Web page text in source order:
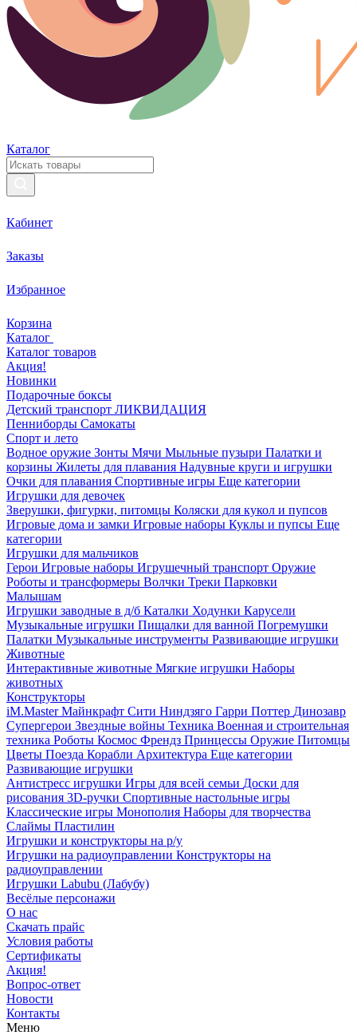
Каталог
Кабинет
Заказы
Избранное
Корзина
Каталог
Каталог товаров
Акция!
Новинки
Подарочные боксы
Детский транспорт ЛИКВИДАЦИЯ
Пенниборды Самокаты
Спорт и лето
Водное оружие Зонты Мячи Мыльные пузыри Палатки и
корзины Жилеты для плавания Надувные круги и игрушки
Очки для плавания Спортивные игры Еще категории
Игрушки для девочек
Зверушки, фигурки, питомцы Коляски для кукол и пупсов
Игровые дома и замки Игровые наборы Куклы и пупсы Еще
категории
Игрушки для мальчиков
Герои Игровые наборы Игрушечный транспорт Оружие
Роботы и трансформеры Волчки Треки Парковки
Малышам
Игрушки заводные в д/б Каталки Ходунки Карусели
Музыкальные игрушки Пищалки для ванной Погремушки
Палатки Музыкальные инструменты Развивающие игрушки
Животные
Интерактивные животные Мягкие игрушки Наборы
животных
Конструкторы
iM.Master Майнкрафт Сити Ниндзяго Гарри Поттер Динозавр
Супергерои Звездные войны Техника Военная и строительная
техника Роботы Космос Френдз Принцессы Оружие Питомцы
Цветы Поезда Корабли Архитектура Еще категории
Развивающие игрушки
Антистресс игрушки Игры для всей семьи Доски для
рисования 3D-ручки Спортивные настольные игры
Классические игры Монополия Наборы для творчества
Слаймы Пластилин
Игрушки и конструкторы на р/у
Игрушки на радиоуправлении Конструкторы на
радиоуправлении
Игрушки Labubu (Лабубу)
Весёлые персонажи
О нас
Скачать прайс
Условия работы
Сертификаты
Акция!
Вопрос-ответ
Новости
Контакты
Меню